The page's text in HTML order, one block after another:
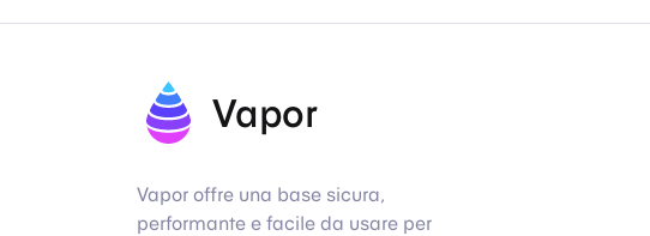
Vapor
Vapor offre una base sicura,
performante e facile da usare per